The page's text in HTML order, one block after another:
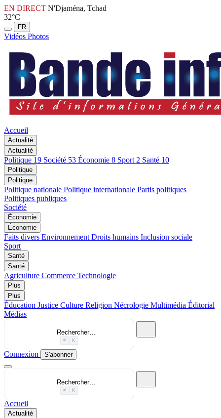
EN DIRECT N'Djaména, Tchad
32°C
FR
Vidéos Photos
Accueil
Actualité
Actualité
Politique 19 Société 53 Économie 8 Sport 2 Santé 10
Politique
Politique
Politique nationale Politique internationale Partis politiques
Politiques publiques
Société
Économie
Économie
Faits divers Environnement Droits humains Inclusion sociale
Sport
Santé
Santé
Agriculture Commerce Technologie
Plus
Plus
Éducation Justice Culture Religion Nécrologie Multimédia Éditorial
Médias
Rechercher…
⌘ K
Connexion S'abonner
Rechercher…
⌘ K
Accueil
Actualité